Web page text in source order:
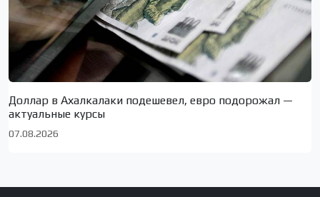
Доллар в Ахалкалаки подешевел, евро подорожал —
актуальные курсы
07.08.2026